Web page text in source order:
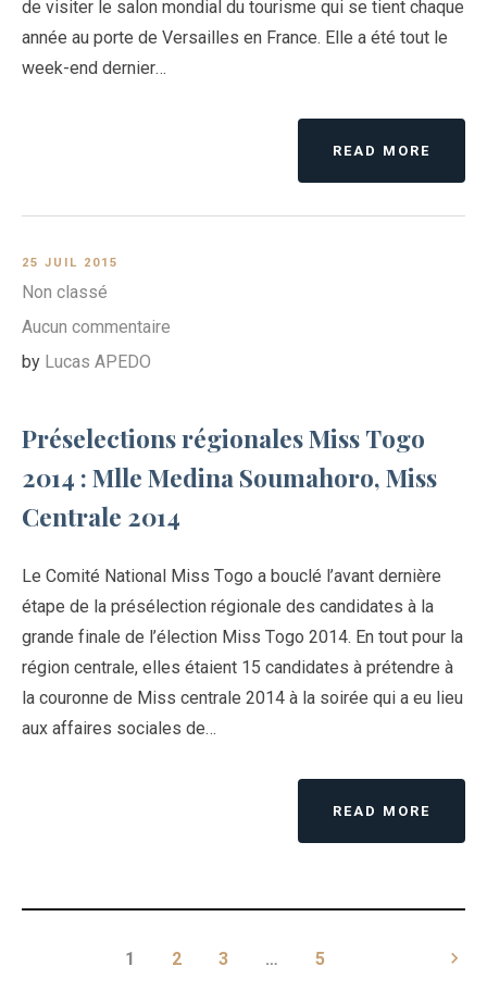
de visiter le salon mondial du tourisme qui se tient chaque
année au porte de Versailles en France. Elle a été tout le
week-end dernier…
READ MORE
25 JUIL 2015
Non classé
Aucun commentaire
by Lucas APEDO
Préselections régionales Miss Togo
2014 : Mlle Medina Soumahoro, Miss
Centrale 2014
Le Comité National Miss Togo a bouclé l’avant dernière
étape de la présélection régionale des candidates à la
grande finale de l’élection Miss Togo 2014. En tout pour la
région centrale, elles étaient 15 candidates à prétendre à
la couronne de Miss centrale 2014 à la soirée qui a eu lieu
aux affaires sociales de…
READ MORE
1 2 3 … 5 keyboard_arrow_right